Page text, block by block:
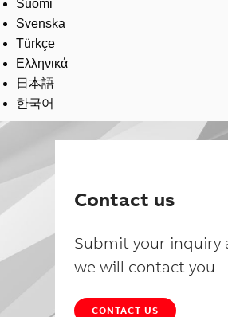
Suomi
Svenska
Türkçe
Ελληνικά
日本語
한국어
Contact us
Submit your inquiry
we will contact you
CONTACT US